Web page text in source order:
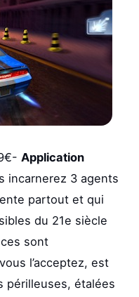
Application
incarnerez 3 agents
partout et qui
du 21e siècle
sont
l’acceptez, est
périlleuses, étalées